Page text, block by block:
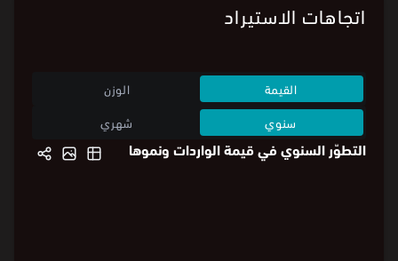
اتجاهات الاستيراد
القيمة
الوزن
سنوي
شهري
التطوّر السنوي في قيمة الواردات ونموها